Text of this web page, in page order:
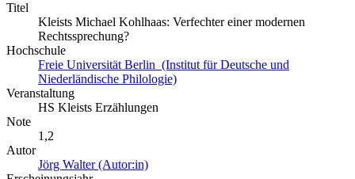
Titel
Kleists Michael Kohlhaas: Verfechter einer modernen
Rechtssprechung?
Hochschule
Freie Universität Berlin (Institut für Deutsche und
Niederländische Philologie)
Veranstaltung
HS Kleists Erzählungen
Note
1,2
Autor
Jörg Walter (Autor:in)